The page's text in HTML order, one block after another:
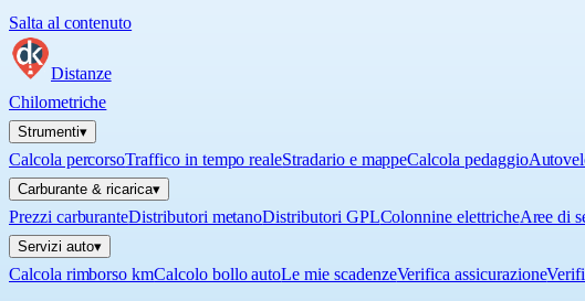
Salta al contenuto
Distanze
Chilometriche
Strumenti▾
Calcola percorsoTraffico in tempo realeStradario e mappeCalcola pedaggio
Carburante & ricarica▾
Prezzi carburanteDistributori metanoDistributori GPLColonnine elettricheAree di
Servizi auto▾
Calcola rimborso kmCalcolo bollo autoLe mie scadenzeVerifica assicurazione